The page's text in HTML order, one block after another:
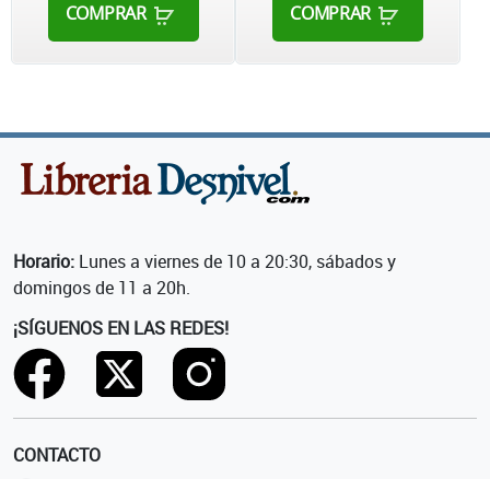
COMPRAR COMPRAR
Horario: Lunes a viernes de 10 a 20:30, sábados y
domingos de 11 a 20h.
¡SÍGUENOS EN LAS REDES!
CONTACTO